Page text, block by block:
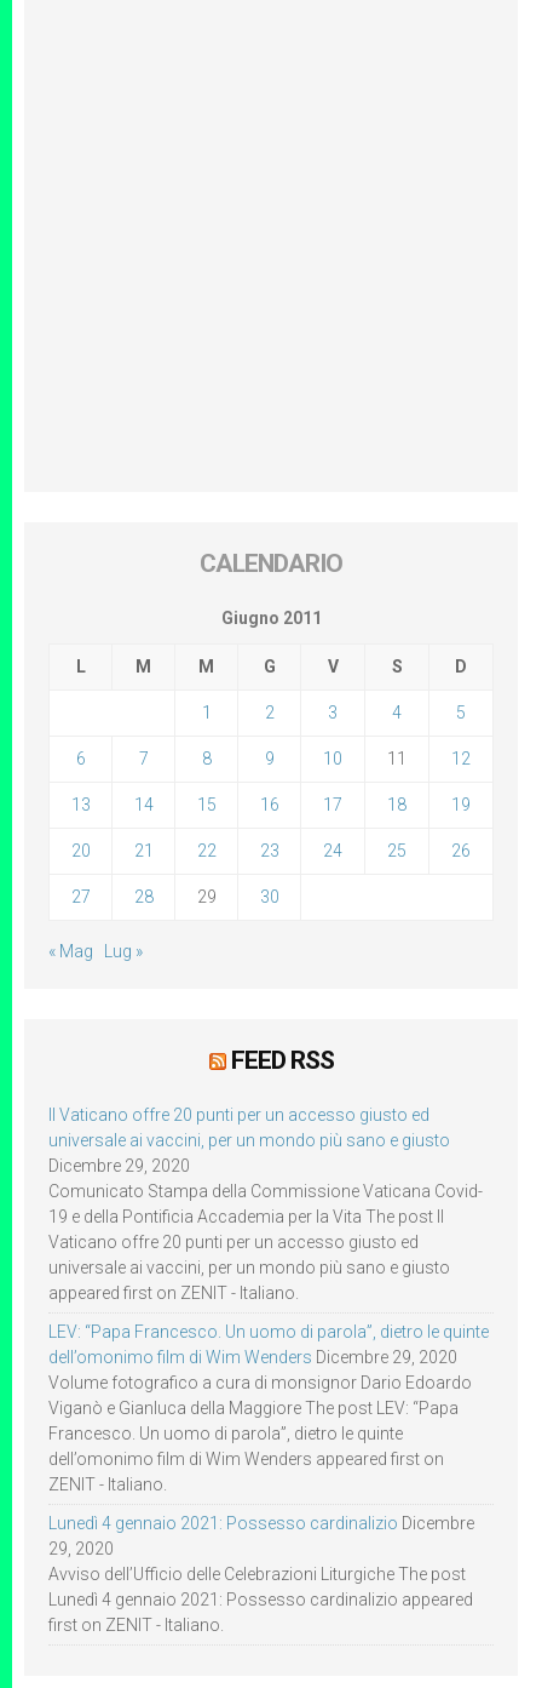
CALENDARIO
Giugno 2011
L M M G V S D
1 2 3 4 5
6 7 8 9 10 11 12
13 14 15 16 17 18 19
20 21 22 23 24 25 26
27 28 29 30
« Mag Lug »
FEED RSS
Il Vaticano offre 20 punti per un accesso giusto ed
universale ai vaccini, per un mondo più sano e giusto
Dicembre 29, 2020
Comunicato Stampa della Commissione Vaticana Covid-
19 e della Pontificia Accademia per la Vita The post Il
Vaticano offre 20 punti per un accesso giusto ed
universale ai vaccini, per un mondo più sano e giusto
appeared first on ZENIT - Italiano.
LEV: “Papa Francesco. Un uomo di parola”, dietro le quinte
dell’omonimo film di Wim Wenders Dicembre 29, 2020
Volume fotografico a cura di monsignor Dario Edoardo
Viganò e Gianluca della Maggiore The post LEV: “Papa
Francesco. Un uomo di parola”, dietro le quinte
dell’omonimo film di Wim Wenders appeared first on
ZENIT - Italiano.
Lunedì 4 gennaio 2021: Possesso cardinalizio Dicembre
29, 2020
Avviso dell’Ufficio delle Celebrazioni Liturgiche The post
Lunedì 4 gennaio 2021: Possesso cardinalizio appeared
first on ZENIT - Italiano.